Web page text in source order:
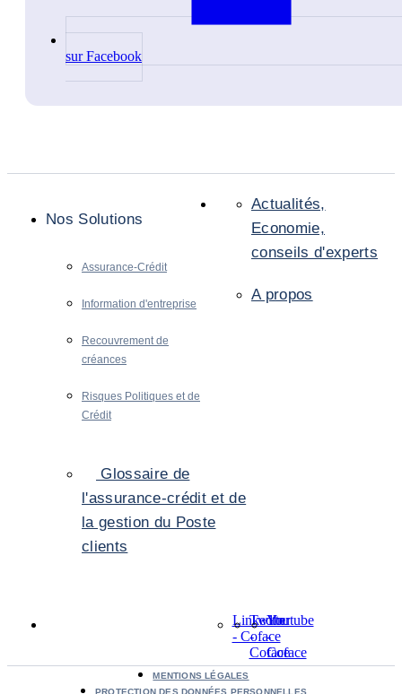
sur Facebook
Nos Solutions
Assurance-Crédit
Information d'entreprise
Recouvrement de
créances
Risques Politiques et de
Crédit
Actualités,
Economie,
conseils d'experts
A propos
Glossaire de
l'assurance-crédit et de
la gestion du Poste
clients
LinkedIn
- Coface
Twitter
-
Coface
Youtube
-
Coface
MENTIONS LÉGALES